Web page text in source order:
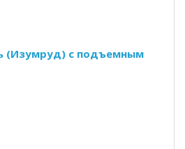
(Изумруд) с подъемным